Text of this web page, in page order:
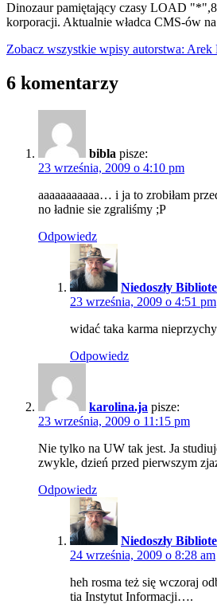
Dinozaur pamiętający czasy LOAD
korporacji. Aktualnie władca CMS-ów
Zobacz wszystkie wpisy autorstwa: Arek
6 komentarzy
bibla pisze:
23 września, 2009 o 4:10 pm
aaaaaaaaaaa… i ja to zrobiłam
no ładnie sie zgraliśmy ;P
Odpowiedz
Niedoszły
23 września, 2009 o 4:51 pm
widać taka karma
Odpowiedz
karolina.ja pisze:
23 września, 2009 o 11:15 pm
Nie tylko na UW tak jest. Ja
zwykle, dzień przed pierwszym
Odpowiedz
Niedoszły
24 września, 2009 o 8:28 am
heh rosma też się wczoraj
tia Instytut Informacji….